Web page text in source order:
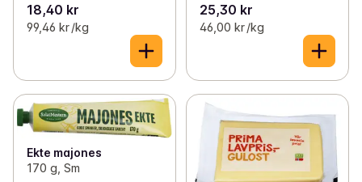
18,40 kr
99,46 kr /kg
25,30 kr
46,00 kr /kg
Ekte majones
170 g, Sm